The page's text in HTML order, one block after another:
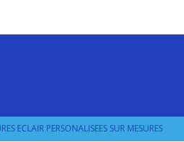
ECLAIR PERSONALISEES SUR MESURES